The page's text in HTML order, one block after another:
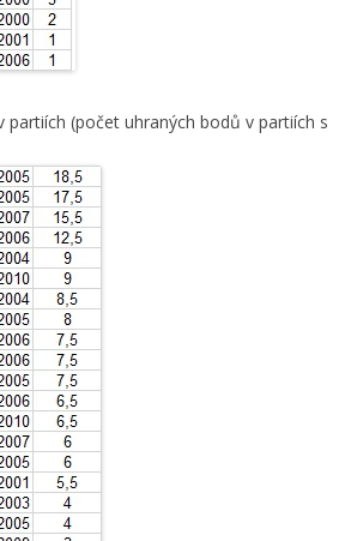
partiích (počet uhraných bodů v partiích s